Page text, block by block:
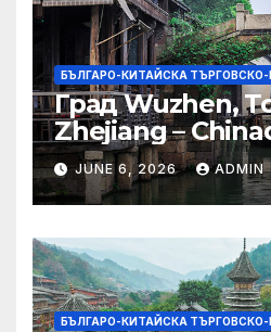
БЪЛГАРО-КИТАЙСКА
Град Wuzhen,
Zhejiang –
JUNE 6, 2026 ADMIN
БЪЛГАРО-КИТАЙСКА